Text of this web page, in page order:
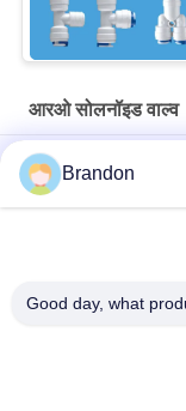
आरओ सोलनॉइड वाल्व
आरओ वाटर प्यूरीफायर
EVI 3P/16 AMISCO
Brandon
Good day, what